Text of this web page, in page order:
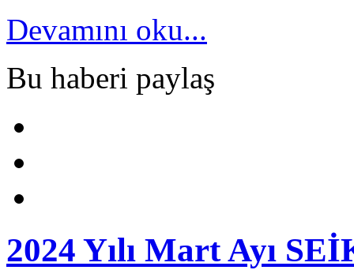
Devamını oku...
Bu haberi paylaş
2024 Yılı Mart Ayı